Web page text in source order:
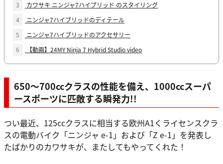
3
カワサキ ニンジャ7ハイブリッド のスタイリング
4
ニンジャ7ハイブリッドのディテール
5
ニンジャ7ハイブリッドのアクセサリー
6
【動画】24MY Ninja 7 Hybrid Studio video
650～700ccクラスの性能を備え、1000ccスーパ
ースポーツに匹敵する瞬発力!!
つい最近、125ccクラスに相当する欧州A1くライセンスクラ
スの電動バイク「ニンジャ e-1」および「Z e-1」を発表し
たばかりのカワサキが、またしてもやってくれた！